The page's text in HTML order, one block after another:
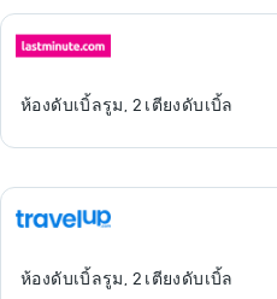
ห้องดับเบิ้ลรูม, 2 เตียงดับเบิ้ล
ห้องดับเบิ้ลรูม, 2 เตียงดับเบิ้ล